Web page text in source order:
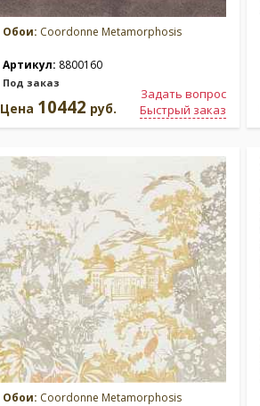
Обои: Coordonne Metamorphosis
Артикул: 8800160
Под заказ
Задать вопрос
Быстрый заказ
Цена 10442 руб.
Обои: Coordonne Metamorphosis